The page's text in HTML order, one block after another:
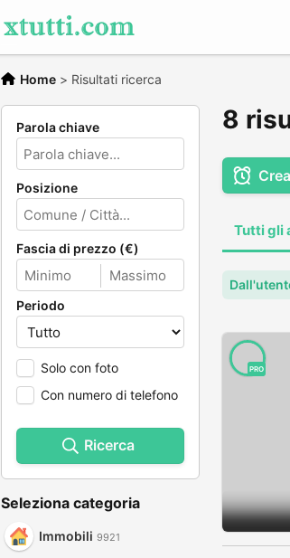
Home > Risultati ricerca
Parola chiave
Posizione
Fascia di prezzo (€)
Periodo
Solo con foto
Con numero di telefono
Ricerca
Seleziona categoria
Immobili 9921
8
Tutti gli
PRO